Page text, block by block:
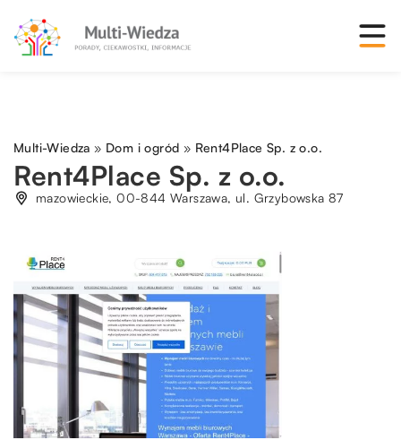
Multi-Wiedza » Dom i ogród » Rent4Place Sp. z o.o.
Rent4Place Sp. z o.o.
mazowieckie, 00-844 Warszawa, ul. Grzybowska 87